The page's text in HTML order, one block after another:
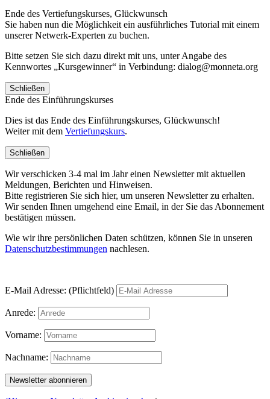
Ende des Vertiefungskurses, Glückwunsch
Sie haben nun die Möglichkeit ein ausführliches Tutorial mit einem
unserer Netwerk-Experten zu buchen.
Bitte setzen Sie sich dazu direkt mit uns, unter Angabe des
Kennwortes „Kursgewinner“ in Verbindung: dialog@monneta.org
Schließen
Ende des Einführungskurses
Dies ist das Ende des Einführungskurses, Glückwunsch!
Weiter mit dem Vertiefungskurs.
Schließen
Wir verschicken 3-4 mal im Jahr einen Newsletter mit aktuellen
Meldungen, Berichten und Hinweisen.
Bitte registrieren Sie sich hier, um unseren Newsletter zu erhalten.
Wir senden Ihnen umgehend eine Email, in der Sie das Abonnement
bestätigen müssen.
Wie wir ihre persönlichen Daten schützen, können Sie in unseren
Datenschutzbestimmungen nachlesen.
E-Mail Adresse: (Pflichtfeld)
Anrede:
Vorname:
Nachname: